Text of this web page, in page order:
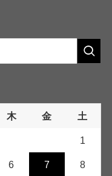
木 金 土
1
6 7 8